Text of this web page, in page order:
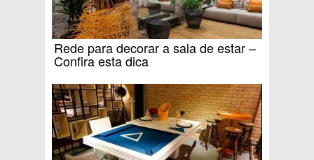
Rede para decorar a sala de estar –
Confira esta dica